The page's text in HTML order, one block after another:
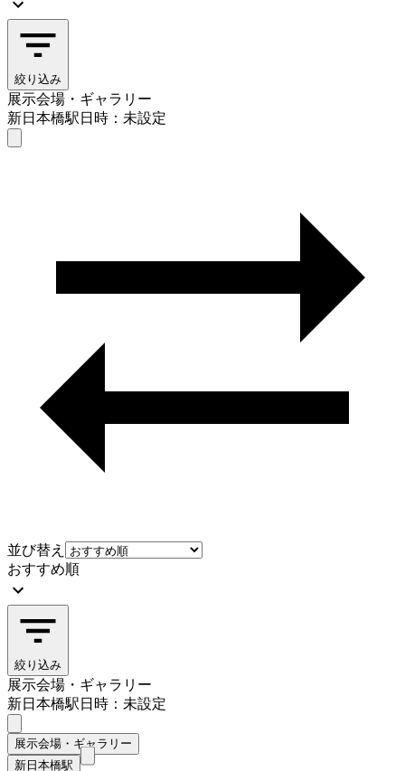
絞り込み
展示会場・ギャラリー
新日本橋駅日時：未設定
並び替え
おすすめ順
絞り込み
展示会場・ギャラリー
新日本橋駅日時：未設定
展示会場・ギャラリー
新日本橋駅